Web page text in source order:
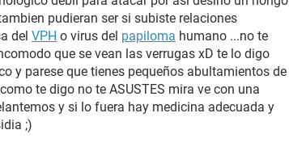
pudieran ser si subiste relaciones
del VPH o virus del papiloma humano ...no te
que se vean las verrugas xD te lo digo
y parese que tienes pequeños abultamientos de
te digo no te ASUSTES mira ve con una
y si lo fuera hay medicina adecuada y
;)